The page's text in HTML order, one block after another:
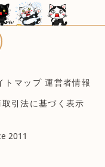
トマップ 運営者情報
引法に基づく表示
2011